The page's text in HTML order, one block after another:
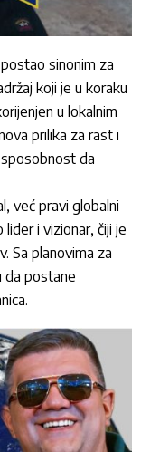
sinonim za
koji je u koraku
u lokalnim
prilika za rast i
da
već pravi globalni
i vizionar, čiji je
Sa planovima za
da postane